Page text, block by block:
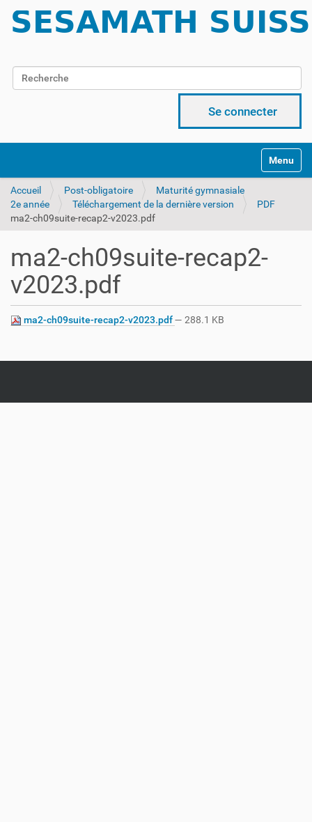
Chercher par
Se connecter
Activer/
Accueil Post-obligatoire
Maturité gymnasiale
2e année
Téléchargement de la dernière version
PDF
ma2-ch09suite-recap2-v2023.pdf
ma2-ch09suite-recap2-
v2023.pdf
ma2-ch09suite-recap2-v2023.pdf— 288.1 KB